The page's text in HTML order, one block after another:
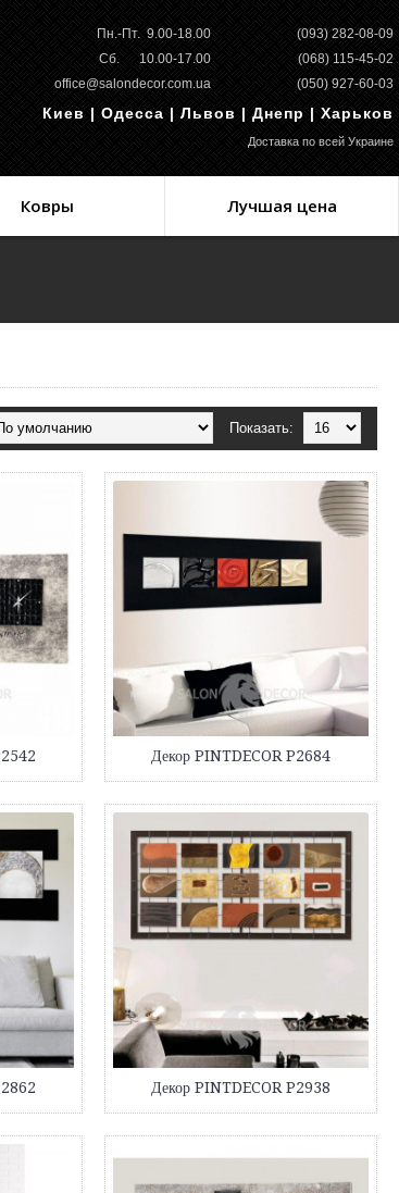
Пн.-Пт. 9.00-18.00
Сб. 10.00-17.00
office@salondecor.com.ua
(093) 282-08-09
(068) 115-45-02
(050) 927-60-03
Киев | Одесса | Львов | Днепр | Харьков
Доставка по всей Украине
Ковры Лучшая цена
Показать:
Декор PINTDECOR P2684
Декор PINTDECOR P2938